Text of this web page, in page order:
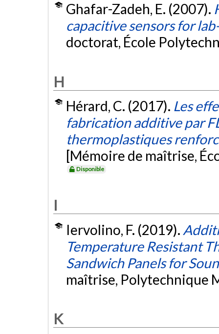
Ghafar-Zadeh, E. (2007).
capacitive sensors for
doctorat, École
H
Hérard, C. (2017). Les
fabrication additive par
thermoplastiques
[Mémoire de maîtrise,
Disponible
I
Iervolino, F. (2019).
Temperature Resistant
Sandwich Panels for
maîtrise, Polytechnique
K